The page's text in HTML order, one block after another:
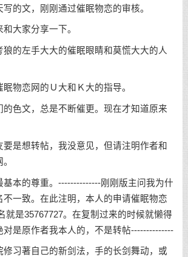
文，刚刚通过催眠物恋的审核。
大家分享一下。
的左手大大的催眠眼睛和莫慌大大的人
恋网的Ｕ大和Ｋ大的指导。
色文，总是不断催更。现在才知道原来
想转帖，我没意见，但请注明作者和
的尊重。--------------刚刚版主问我为什
不一致。在此注明，本人的申请催眠物恋
就是35767727。在复制过来的时候就懒得
对是原作者我本人的，不是转帖--------------
习著自己的新剑法，手的长剑舞动，或